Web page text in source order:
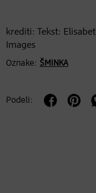
krediti: Tekst:
Images
Oznake: ŠMINKA
Podeli: